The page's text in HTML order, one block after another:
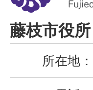
市
Fujieda
City
藤枝市役所
所在地：